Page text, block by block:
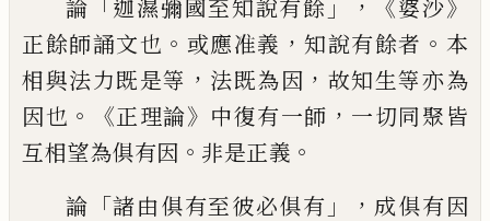
論 「迦濕彌國至知說有餘 」，《婆沙》
正餘師誦文也 。 或應准義 ，知說有餘者 。 本
相與法力既是等 ， 法既為因 ， 故知生等亦為
因也 。《正理論》 中復有一師 ， 一切同聚皆
互相望為俱有因 。 非是正義 。
論 「諸由俱有至彼必俱有 」， 成俱有因